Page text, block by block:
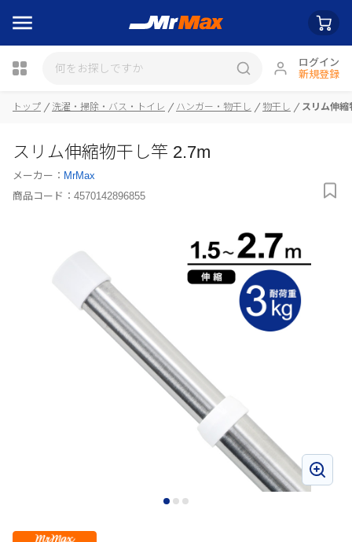
ログイン
新規登録
トップ 洗濯・掃除・バス・トイレ ハンガー・物干し 物干し スリム伸
スリム伸縮物干し竿 2.7m
メーカー： MrMax
商品コード： 4570142896855